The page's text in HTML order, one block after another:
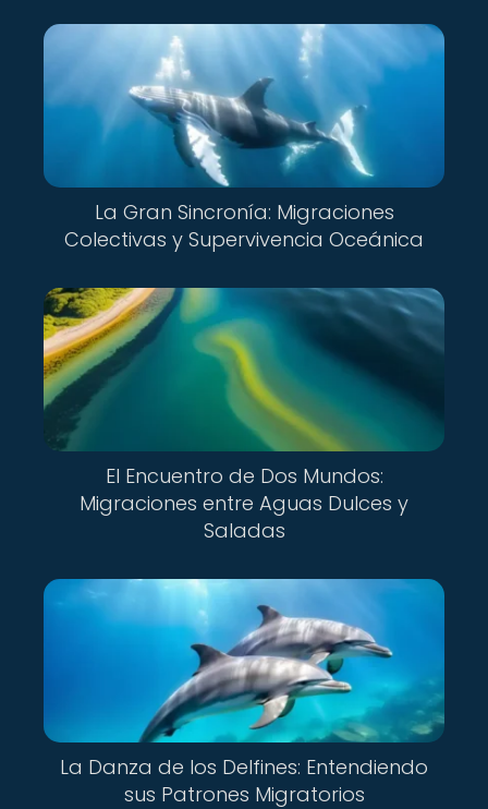
La Gran Sincronía: Migraciones
Colectivas y Supervivencia Oceánica
El Encuentro de Dos Mundos:
Migraciones entre Aguas Dulces y
Saladas
La Danza de los Delfines: Entendiendo
sus Patrones Migratorios